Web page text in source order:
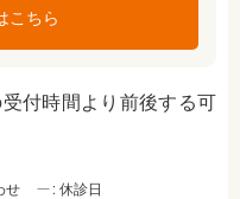
こちら
付時間より前後する可
せ : 休診日